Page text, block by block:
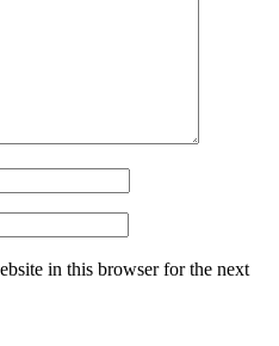
in this browser for the next